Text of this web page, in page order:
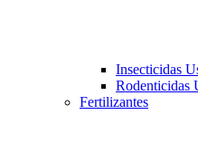
Insecticidas
Rodenticidas
Fertilizantes